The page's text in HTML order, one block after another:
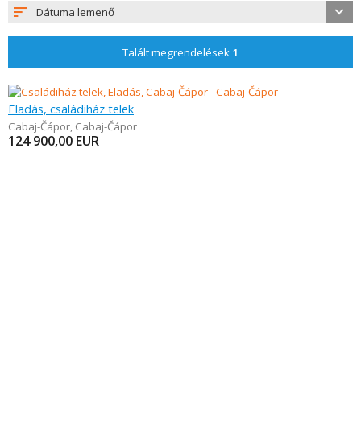
Dátuma lemenő
Talált megrendelések 1
Eladás, családiház telek
Cabaj-Čápor, Cabaj-Čápor
124 900,00 EUR